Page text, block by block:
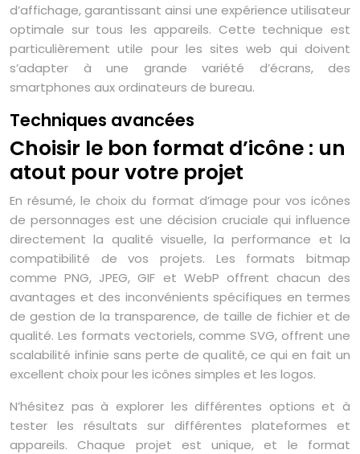
d’affichage, garantissant ainsi une expérience utilisateur
optimale sur tous les appareils. Cette technique est
particulièrement utile pour les sites web qui doivent
s’adapter à une grande variété d’écrans, des
smartphones aux ordinateurs de bureau.
Techniques avancées
Choisir le bon format d’icône : un
atout pour votre projet
En résumé, le choix du format d’image pour vos icônes
de personnages est une décision cruciale qui influence
directement la qualité visuelle, la performance et la
compatibilité de vos projets. Les formats bitmap
comme PNG, JPEG, GIF et WebP offrent chacun des
avantages et des inconvénients spécifiques en termes
de gestion de la transparence, de taille de fichier et de
qualité. Les formats vectoriels, comme SVG, offrent une
scalabilité infinie sans perte de qualité, ce qui en fait un
excellent choix pour les icônes simples et les logos.
N’hésitez pas à explorer les différentes options et à
tester les résultats sur différentes plateformes et
appareils. Chaque projet est unique, et le format